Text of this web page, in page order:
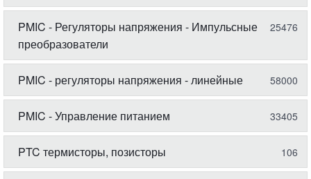
PMIC - Регуляторы напряжения - Импульсные
преобразователи
25476
PMIC - регуляторы напряжения - линейные 58000
PMIC - Управление питанием 33405
PTC термисторы, позисторы 106